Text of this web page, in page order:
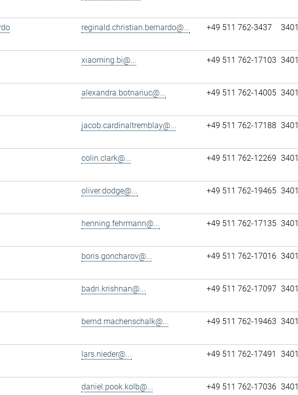
reginald.christian.bernardo@... +49 511 762-3437
xiaoming.bi@... +49 511 762-17103
alexandra.botnariuc@... +49 511 762-14005
jacob.cardinaltremblay@... +49 511 762-17188
colin.clark@... +49 511 762-12269
oliver.dodge@... +49 511 762-19465
henning.fehrmann@... +49 511 762-17135
boris.goncharov@... +49 511 762-17016
badri.krishnan@... +49 511 762-17097
bernd.machenschalk@... +49 511 762-19463
lars.nieder@... +49 511 762-17491
daniel.pook.kolb@... +49 511 762-17036